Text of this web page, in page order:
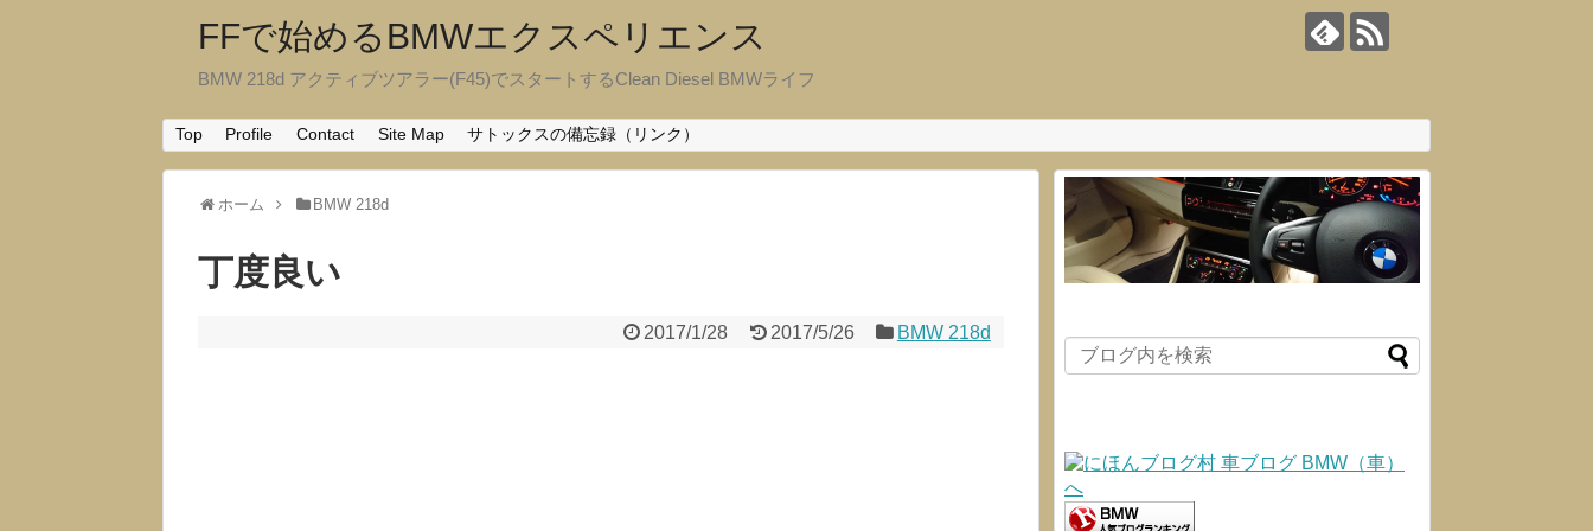
FFで始めるBMWエクスペリエンス
BMW 218d アクティブツアラー(F45)でスタートするClean Diesel BMWライフ
Top Profile Contact Site Map サトックスの備忘録（リンク）
ホーム BMW 218d
丁度良い
2017/1/28 2017/5/26 BMW 218d